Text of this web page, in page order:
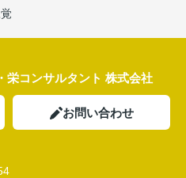
栄コンサルタント 株式会社
お問い合わせ